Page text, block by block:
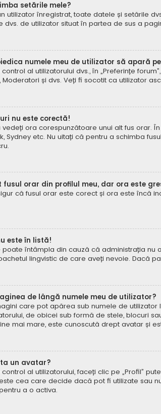
setările mele?
utilizator înregistrat, toate datele și setările
dvs. de utilizator situat în partea de sus a
numele meu de utilizator să apară
al utilizatorului dvs., în „Preferințe
Moderatori și dvs. Veți fi socotit ca utilizator
nu este corectă!
vedeți ora corespunzătoare unui alt fus orar.
Sydney etc. Nu uitați că pentru a schimba
fusul orar din profilul meu, dar ora este
că fusul orar este corect și ora este încă
este în listă!
poate întâmpla din cauză că administrația
lingvistic de care aveți nevoie. Dacă
de lângă numele meu de utilizator?
care pot apărea sub numele de
de obicei sub formă de stele, blocuri
mai mare, este cunoscută drept avatar și
un avatar?
al utilizatorului, faceți clic pe „Profil”
cea care decide dacă pot fi utilizate sau
a o activa.